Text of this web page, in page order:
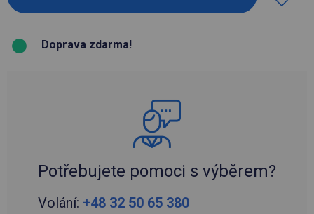
Doprava zdarma!
Potřebujete pomoci s výběrem?
Volání: +48 32 50 65 380